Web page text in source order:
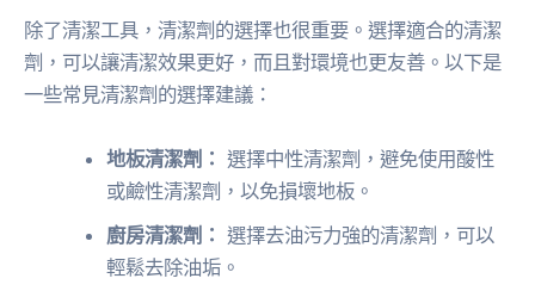
除了清潔工具，清潔劑的選擇也很重要。選擇適合的清潔
劑，可以讓清潔效果更好，而且對環境也更友善。以下是
一些常見清潔劑的選擇建議：
地板清潔劑： 選擇中性清潔劑，避免使用酸性
或鹼性清潔劑，以免損壞地板。
廚房清潔劑： 選擇去油污力強的清潔劑，可以
輕鬆去除油垢。